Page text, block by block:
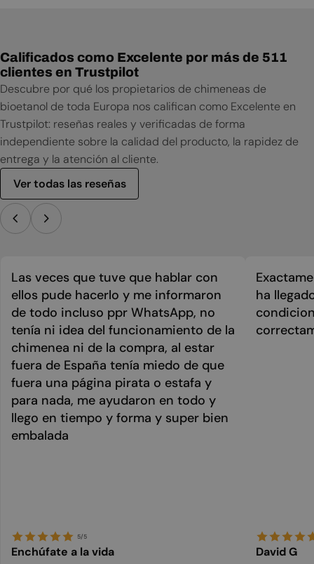
Calificados como Excelente por más de 511
clientes en Trustpilot
Descubre por qué los propietarios de chimeneas de
bioetanol de toda Europa nos califican como Excelente en
Trustpilot: reseñas reales y verificadas de forma
independiente sobre la calidad del producto, la rapidez de
entrega y la atención al cliente.
Ver todas las reseñas
Las veces que tuve que hablar con
ellos pude hacerlo y me informaron
de todo incluso ppr WhatsApp, no
tenía ni idea del funcionamiento de la
chimenea ni de la compra, al estar
fuera de España tenía miedo de que
fuera una página pirata o estafa y
para nada, me ayudaron en todo y
llego en tiempo y forma y super bien
embalada
5/5
Enchúfate a la vida
ha
David G